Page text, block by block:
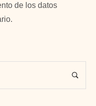
de los datos